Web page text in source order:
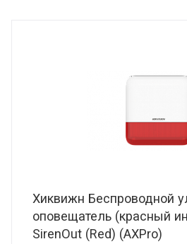
Хиквижн Беспроводной
оповещатель (красный
SirenOut (Red) (AXPro)